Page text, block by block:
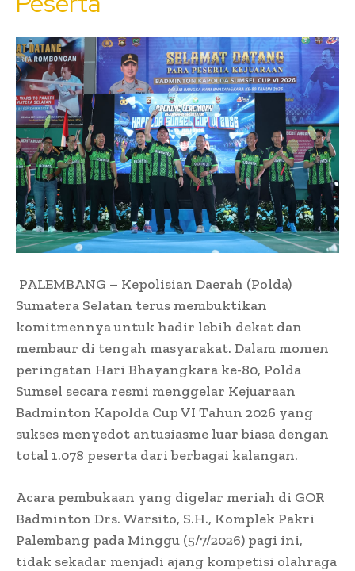
​PALEMBANG – Kepolisian Daerah (Polda)
Sumatera Selatan terus membuktikan
komitmennya untuk hadir lebih dekat dan
membaur di tengah masyarakat. Dalam momen
peringatan Hari Bhayangkara ke-80, Polda
Sumsel secara resmi menggelar Kejuaraan
Badminton Kapolda Cup VI Tahun 2026 yang
sukses menyedot antusiasme luar biasa dengan
total 1.078 peserta dari berbagai kalangan.
​Acara pembukaan yang digelar meriah di GOR
Badminton Drs. Warsito, S.H., Komplek Pakri
Palembang pada Minggu (5/7/2026) pagi ini,
tidak sekadar menjadi ajang kompetisi olahraga